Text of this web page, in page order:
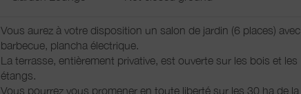
Vous aurez à votre disposition un salon de jardin (6 places) avec
barbecue, plancha électrique.
La terrasse, entièrement privative, est ouverte sur les bois et les
étangs.
Vous pourrez vous promener en toute liberté sur les 30 ha de la